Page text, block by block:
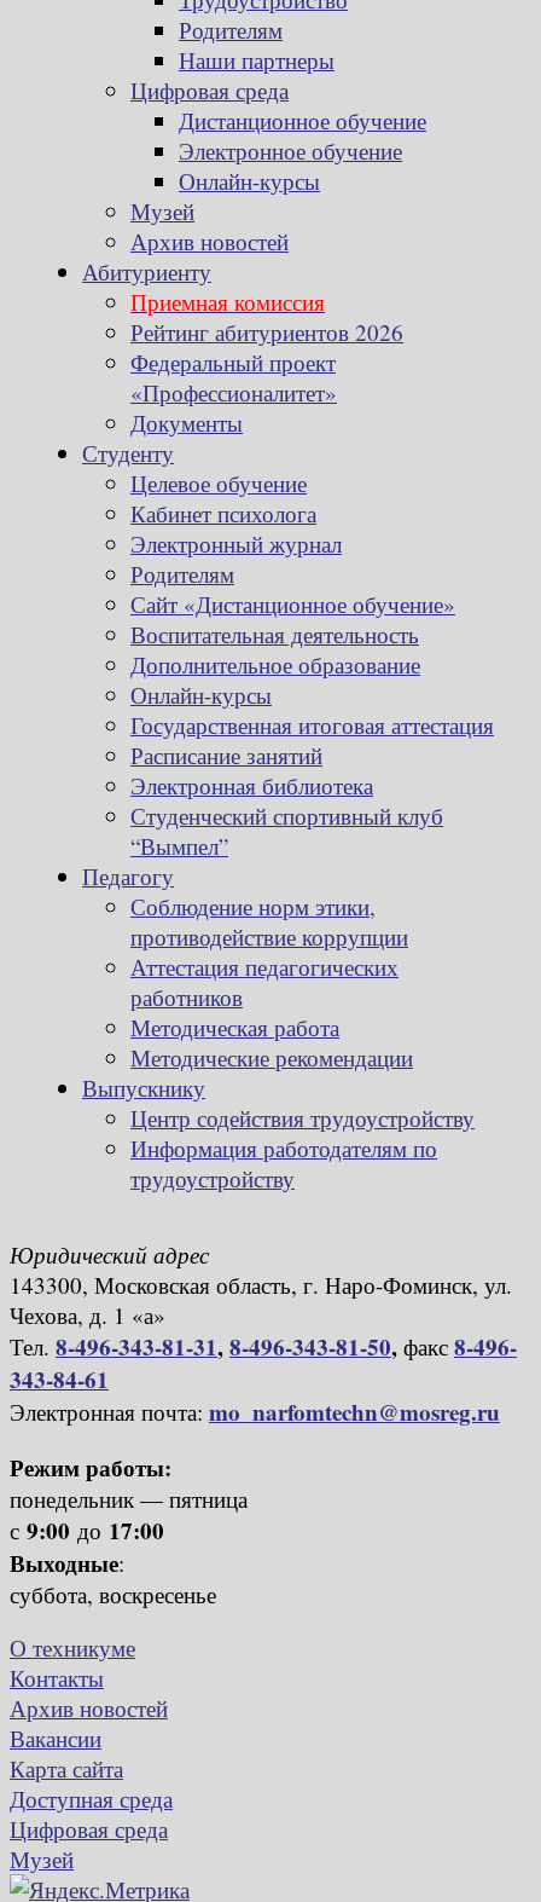
Родителям
Наши партнеры
Цифровая среда
Дистанционное обучение
Электронное обучение
Онлайн-курсы
Музей
Архив новостей
Абитуриенту
Приемная комиссия
Рейтинг абитуриентов 2026
Федеральный проект
«Профессионалитет»
Документы
Студенту
Целевое обучение
Кабинет психолога
Электронный журнал
Родителям
Сайт «Дистанционное обучение»
Воспитательная деятельность
Дополнительное образование
Онлайн-курсы
Государственная итоговая аттестация
Расписание занятий
Электронная библиотека
Студенческий спортивный клуб
“Вымпел”
Педагогу
Соблюдение норм этики,
противодействие коррупции
Аттестация педагогических
работников
Методическая работа
Методические рекомендации
Выпускнику
Центр содействия трудоустройству
Информация работодателям по
трудоустройству
Юридический адрес
143300, Московская область, г. Наро-Фоминск, ул.
Чехова, д. 1 «а»
Тел. 8-496-343-81-31,8-496-343-81-50, факс 8-496-
343-84-61
Электронная почта: mo_narfomtechn@mosreg.ru
Режим работы:
понедельник — пятница
с 9:00 до 17:00
Выходные:
суббота, воскресенье
О техникуме
Контакты
Архив новостей
Вакансии
Карта сайта
Доступная среда
Цифровая среда
Музей